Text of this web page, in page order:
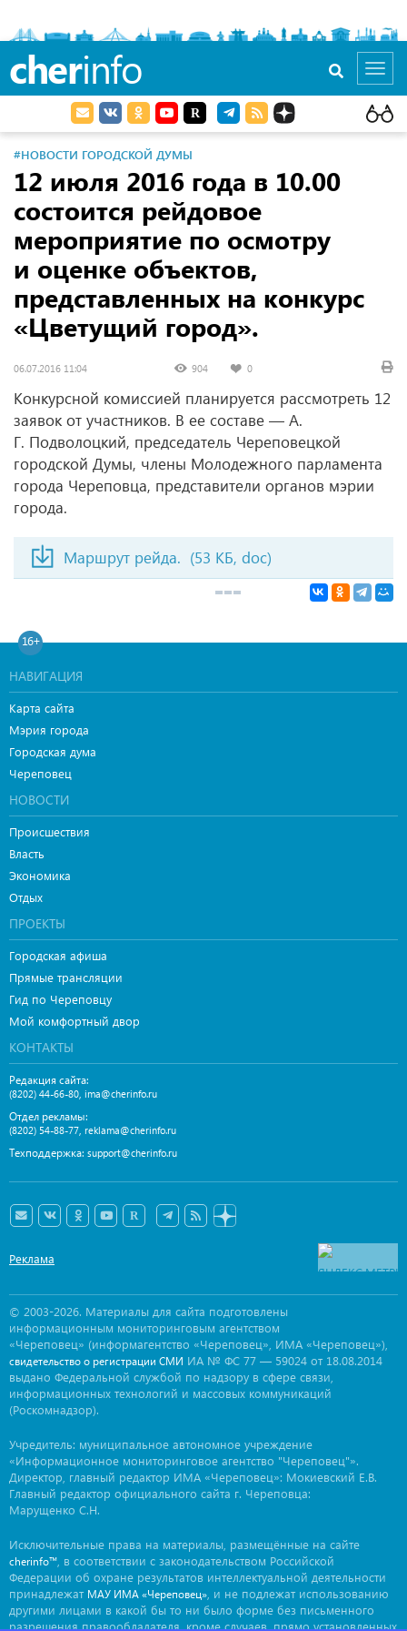
cherinfo
#НОВОСТИ ГОРОДСКОЙ ДУМЫ
12 июля 2016 года в 10.00
состоится рейдовое
мероприятие по осмотру
и оценке объектов,
представленных на конкурс
«Цветущий город».
06.07.2016 11:04 904 0
Конкурсной комиссией планируется рассмотреть 12
заявок от участников. В ее составе — А.
Г. Подволоцкий, председатель Череповецкой
городской Думы, члены Молодежного парламента
города Череповца, представители органов мэрии
города.
Маршрут рейда. (53 КБ, doc)
16+
НАВИГАЦИЯ
Карта сайта
Мэрия города
Городская дума
Череповец
НОВОСТИ
Происшествия
Власть
Экономика
Отдых
ПРОЕКТЫ
Городская афиша
Прямые трансляции
Гид по Череповцу
Мой комфортный двор
КОНТАКТЫ
Редакция сайта:
(8202) 44-66-80, ima@cherinfo.ru
Отдел рекламы:
(8202) 54-88-77, reklama@cherinfo.ru
Техподдержка: support@cherinfo.ru
Реклама
© 2003-2026. Материалы для сайта подготовлены
информационным мониторинговым агентством
«Череповец» (информагентство «Череповец», ИМА «Череповец»),
свидетельство о регистрации СМИ ИА № ФС 77 — 59024 от 18.08.2014
выдано Федеральной службой по надзору в сфере связи,
информационных технологий и массовых коммуникаций
(Роскомнадзор).
Учредитель: муниципальное автономное учреждение
«Информационное мониторинговое агентство "Череповец"».
Директор, главный редактор ИМА «Череповец»: Мокиевский Е.В.
Главный редактор официального сайта г. Череповца:
Марущенко С.Н.
Исключительные права на материалы, размещённые на сайте
cherinfo™ , в соответствии с законодательством Российской
Федерации об охране результатов интеллектуальной деятельности
принадлежат МАУ ИМА «Череповец» , и не подлежат использованию
другими лицами в какой бы то ни было форме без письменного
разрешения правообладателя, кроме случаев, прямо установленных